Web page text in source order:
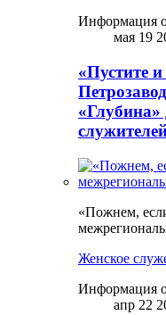
Информация
мая 19
«Пустите
«Глубина»
«Пожнем,
Женское
Информация
апр 22